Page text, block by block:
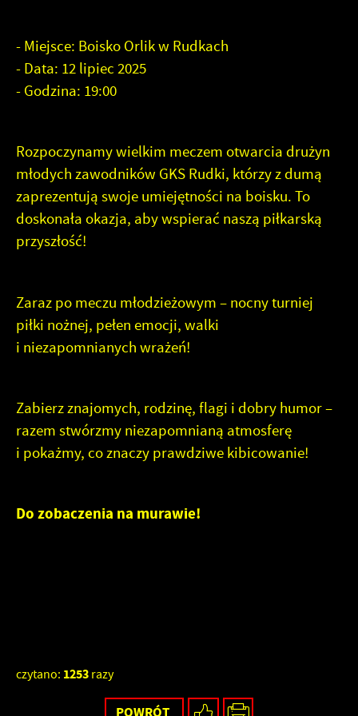
- Miejsce: Boisko Orlik w Rudkach
- Data: 12 lipiec 2025
- Godzina: 19:00
Rozpoczynamy wielkim meczem otwarcia drużyn
młodych zawodników GKS Rudki, którzy z dumą
zaprezentują swoje umiejętności na boisku. To
doskonała okazja, aby wspierać naszą piłkarską
przyszłość!
Zaraz po meczu młodzieżowym – nocny turniej
piłki nożnej, pełen emocji, walki
i niezapomnianych wrażeń!
Zabierz znajomych, rodzinę, flagi i dobry humor –
razem stwórzmy niezapomnianą atmosferę
i pokażmy, co znaczy prawdziwe kibicowanie!
Do zobaczenia na murawie!
czytano: 1253 razy
dostępność wszystkich funkcjonalności.
partnerów.
Promocyjne pliki cookies służą do prezentowania Ci naszych
komunikatów na podstawie analizy Twoich upodobań oraz
podmiotów trzecich lub firm będących naszymi partnerami oraz
innych dostawców usług. Firmy te działają w charakterze
pośredników prezentujących nasze treści w postaci wiadomości,
ofert, komunikatów mediów społecznościowych.
Więcej